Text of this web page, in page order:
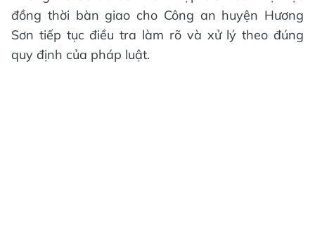
đồng thời bàn giao cho Công an huyện Hương
Sơn tiếp tục điều tra làm rõ và xử lý theo đúng
quy định của pháp luật.